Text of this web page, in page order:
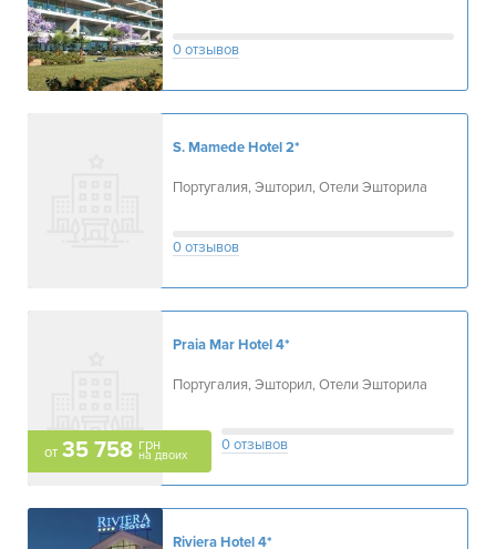
0 отзывов
S. Mamede Hotel2*
Португалия, Эшторил, Отели Эшторила
0 отзывов
от 35 758 грн
на двоих
Praia Mar Hotel4*
Португалия, Эшторил, Отели Эшторила
0 отзывов
Riviera Hotel4*